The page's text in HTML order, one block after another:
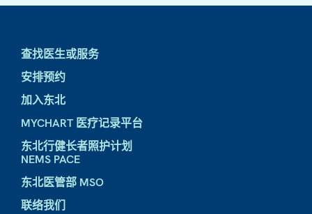
查找医生或服务
安排预约
加入东北
MYCHART 医疗记录平台
东北行健长者照护计划
NEMS PACE
东北医管部 MSO
联络我们